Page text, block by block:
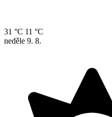
31 °C 11 °C
neděle 9. 8.